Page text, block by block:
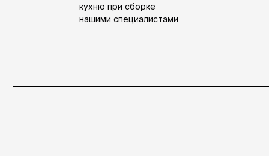
кухню при сборке
нашими специалистами